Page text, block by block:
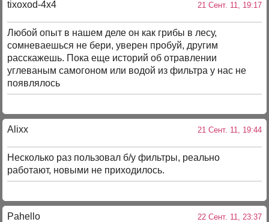
tixoxod-4x4 21 Сент. 11, 19:17
Любой опыт в нашем деле он как грибы в лесу,
сомневаешься не бери, уверен пробуй, другим
расскажешь. Пока еще историй об отравлении
углеваным самогоном или водой из фильтра у нас не
появлялось
Alixx 21 Сент. 11, 19:44
Несколько раз пользовал б/у фильтры, реально
работают, новыми не приходилось.
Pahello 22 Сент. 11, 23:37